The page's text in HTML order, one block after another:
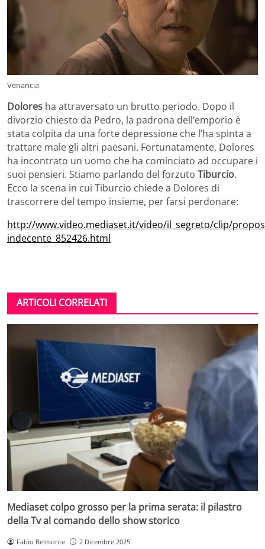
Venancia
Dolores ha attraversato un brutto periodo. Dopo il
divorzio chiesto da Pedro, la padrona dell’emporio è
stata colpita da una forte depressione che l’ha spinta a
trattare male gli altri paesani. Fortunatamente, Dolores
ha incontrato un uomo che ha cominciato ad occupare i
suoi pensieri. Stiamo parlando del forzuto Tiburcio.
Ecco la scena in cui Tiburcio chiede a Dolores di
trascorrere del tempo insieme, per farsi perdonare:
http://www.video.mediaset.it/video/il_segreto/clip/
indecente_852426.html
ARTICOLI CORRELATI
Mediaset colpo grosso per la prima serata: il pilastro
della Tv al comando dello show storico
Fabio Belmonte 2 Dicembre 2025